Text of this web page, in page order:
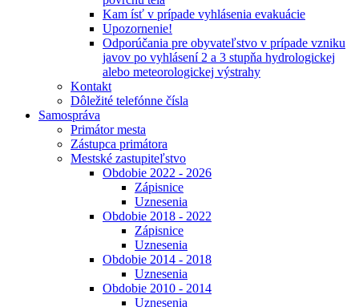
Kam ísť v prípade vyhlásenia evakuácie
Upozornenie!
Odporúčania pre obyvateľstvo v prípade vzniku
javov po vyhlásení 2 a 3 stupňa hydrologickej
alebo meteorologickej výstrahy
Kontakt
Dôležité telefónne čísla
Samospráva
Primátor mesta
Zástupca primátora
Mestské zastupiteľstvo
Obdobie 2022 - 2026
Zápisnice
Uznesenia
Obdobie 2018 - 2022
Zápisnice
Uznesenia
Obdobie 2014 - 2018
Uznesenia
Obdobie 2010 - 2014
Uznesenia